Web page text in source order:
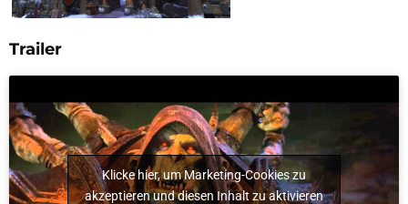
Trailer
Klicke hier, um Marketing-Cookies zu
akzeptieren und diesen Inhalt zu aktivieren